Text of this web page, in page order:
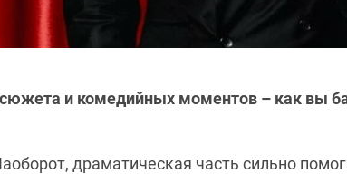
и комедийных моментов – как вы
драматическая часть сильно